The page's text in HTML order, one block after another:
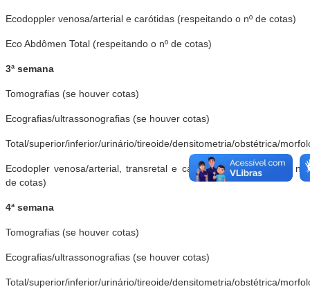
Ecodoppler venosa/arterial e carótidas (respeitando o nº de cotas)
Eco Abdômen Total (respeitando o nº de cotas)
3ª semana
Tomografias (se houver cotas)
Ecografias/ultrassonografias (se houver cotas)
Total/superior/inferior/urinário/tireoide/densitometria/obstétrica/
Ecodopler venosa/arterial, transretal e carótidas (respeitando o nº
de cotas)
4ª semana
Tomografias (se houver cotas)
Ecografias/ultrassonografias (se houver cotas)
Total/superior/inferior/urinário/tireoide/densitometria/obstétrica/